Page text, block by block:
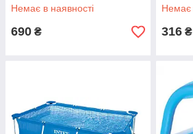
Немає в наявності
690 ₴
Немає
316 ₴